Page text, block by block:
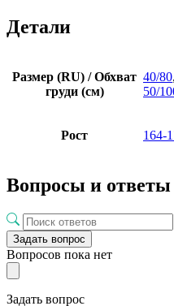
Детали
Размер (RU) / Обхват
груди (см)
40/80,
50/
Рост 164-
Вопросы и ответы
Задать вопрос
Вопросов пока нет
Задать вопрос